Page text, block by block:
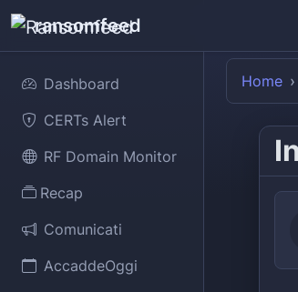
ransomfeed
Dashboard
CERTs Alert
RF Domain Monitor
Recap
Comunicati
AccaddeOggi
Home